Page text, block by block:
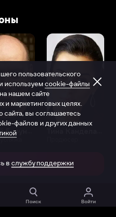
приложении
Поиск Войти
пользовательского
используем cookie-файлы
на нашем сайте
и маркетинговых целях.
вы соглашаетесь
файлов и других данных
в службу поддержки